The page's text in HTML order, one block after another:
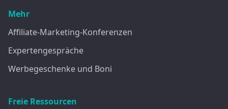
Mehr
Affiliate-Marketing-Konferenzen
Expertengespräche
Werbegeschenke und Boni
Freie Ressourcen